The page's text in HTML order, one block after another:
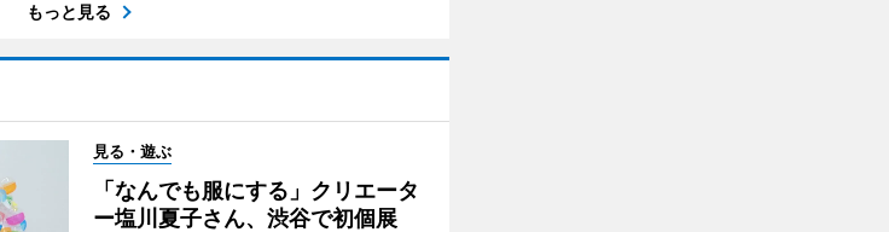
もっと見る
見る・遊ぶ
「なんでも服にする」クリエータ
ー塩川夏子さん、渋谷で初個展